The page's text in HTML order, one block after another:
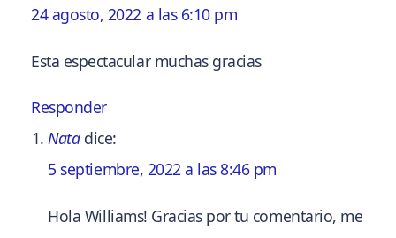
24 agosto, 2022 a las 6:10 pm
Esta espectacular muchas gracias
Responder
Nata dice:
5 septiembre, 2022 a las 8:46 pm
Hola Williams! Gracias por tu comentario, me